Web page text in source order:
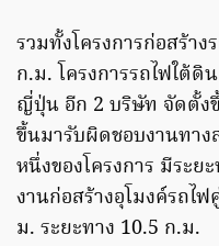
รวมทั้งโครงการก่อสร้า
ก.ม. โครงการรถไฟใต้
ญี่ปุ่น อีก 2 บริษัท จัดตั้ง
ขึ้นมารับผิดชอบงานทาง
หนึ่งของโครงการ มีระ
งานก่อสร้างอุโมงค์รถไ
ม. ระยะทาง 10.5 ก.ม.